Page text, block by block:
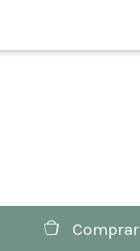
Comprar